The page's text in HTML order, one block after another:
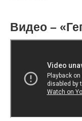
Видео –